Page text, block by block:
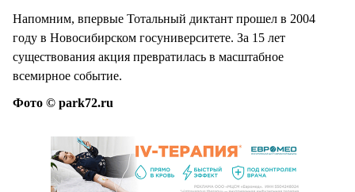
Напомним, впервые Тотальный диктант прошел в 2004
году в Новосибирском госуниверситете. За 15 лет
существования акция превратилась в масштабное
всемирное событие.
Фото © park72.ru